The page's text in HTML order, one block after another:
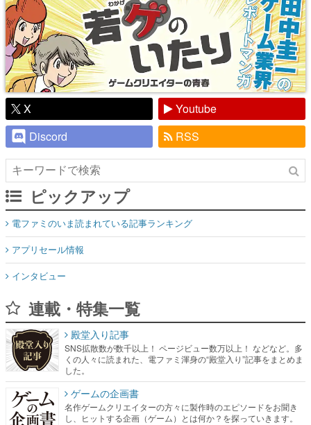
X
Youtube
Discord
RSS
ピックアップ
電ファミのいま読まれている記事ランキング
アプリセール情報
インタビュー
連載・特集一覧
殿堂入り記事
SNS拡散数が数千以上！ ページビュー数万以上！ などなど。多
くの人々に読まれた、電ファミ渾身の“殿堂入り”記事をまとめま
した。
ゲームの企画書
名作ゲームクリエイターの方々に製作時のエピソードをお聞き
し、ヒットする企画（ゲーム）とは何か？を探っていきます。